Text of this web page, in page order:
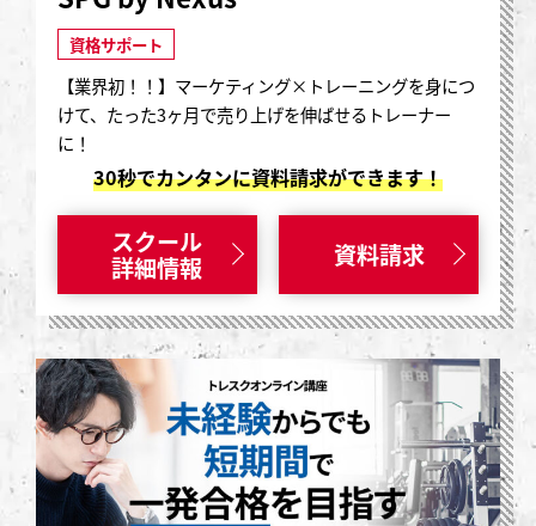
資格サポート
【業界初！！】マーケティング×トレーニングを身につ
けて、たった3ヶ月で売り上げを伸ばせるトレーナー
に！
30秒でカンタンに資料請求ができます！
スクール
詳細情報 資料請求